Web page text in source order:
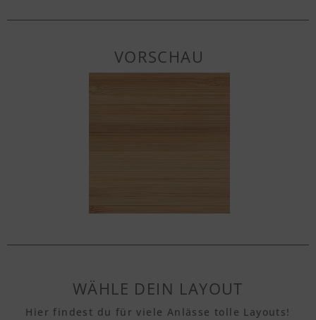
VORSCHAU
WÄHLE DEIN LAYOUT
Hier findest du für viele Anlässe tolle Layouts!